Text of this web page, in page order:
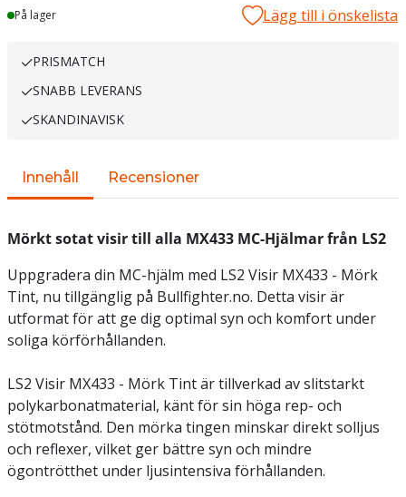
Lager
På lager Lägg till i önskelista
PRISMATCH
SNABB LEVERANS
SKANDINAVISK
Innehåll Recensioner
Mörkt sotat visir till alla MX433 MC-Hjälmar från LS2
Uppgradera din MC-hjälm med LS2 Visir MX433 - Mörk
Tint, nu tillgänglig på Bullfighter.no. Detta visir är
utformat för att ge dig optimal syn och komfort under
soliga körförhållanden.
LS2 Visir MX433 - Mörk Tint är tillverkad av slitstarkt
polykarbonatmaterial, känt för sin höga rep- och
stötmotstånd. Den mörka tingen minskar direkt solljus
och reflexer, vilket ger bättre syn och mindre
ögontrötthet under ljusintensiva förhållanden.